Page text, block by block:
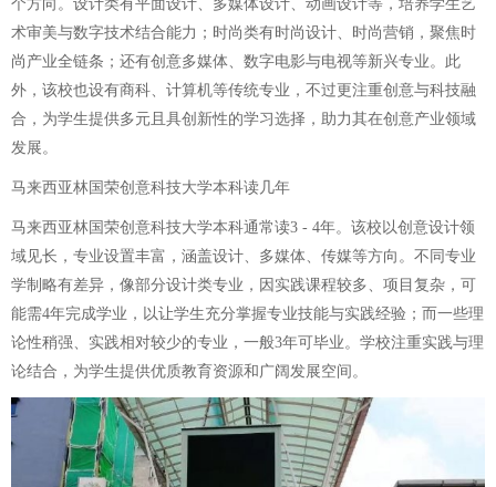
个方向。设计类有平面设计、多媒体设计、动画设计等，培养学生艺
术审美与数字技术结合能力；时尚类有时尚设计、时尚营销，聚焦时
尚产业全链条；还有创意多媒体、数字电影与电视等新兴专业。此
外，该校也设有商科、计算机等传统专业，不过更注重创意与科技融
合，为学生提供多元且具创新性的学习选择，助力其在创意产业领域
发展。
马来西亚林国荣创意科技大学本科读几年
马来西亚林国荣创意科技大学本科通常读3 - 4年。该校以创意设计领
域见长，专业设置丰富，涵盖设计、多媒体、传媒等方向。不同专业
学制略有差异，像部分设计类专业，因实践课程较多、项目复杂，可
能需4年完成学业，以让学生充分掌握专业技能与实践经验；而一些理
论性稍强、实践相对较少的专业，一般3年可毕业。学校注重实践与理
论结合，为学生提供优质教育资源和广阔发展空间。